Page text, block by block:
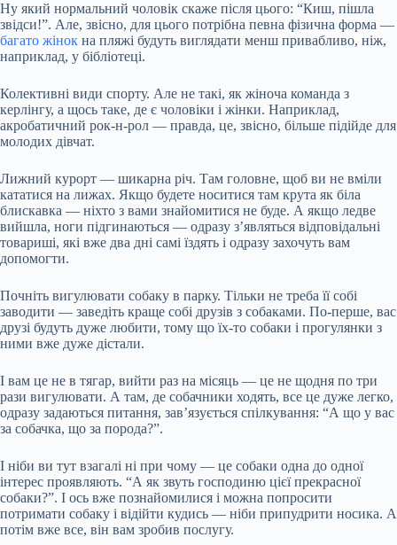
Ну який нормальний чоловік скаже після цього: “Киш, пішла
звідси!”. Але, звісно, для цього потрібна певна фізична форма —
багато жінок на пляжі будуть виглядати менш привабливо, ніж,
наприклад, у бібліотеці.
Колективні види спорту. Але не такі, як жіноча команда з
керлінгу, а щось таке, де є чоловіки і жінки. Наприклад,
акробатичний рок-н-рол — правда, це, звісно, більше підійде для
молодих дівчат.
Лижний курорт — шикарна річ. Там головне, щоб ви не вміли
кататися на лижах. Якщо будете носитися там крута як біла
блискавка — ніхто з вами знайомитися не буде. А якщо ледве
вийшла, ноги підгинаються — одразу з’являться відповідальні
товариші, які вже два дні самі їздять і одразу захочуть вам
допомогти.
Почніть вигулювати собаку в парку. Тільки не треба її собі
заводити — заведіть краще собі друзів з собаками. По-перше, вас
друзі будуть дуже любити, тому що їх-то собаки і прогулянки з
ними вже дуже дістали.
І вам це не в тягар, вийти раз на місяць — це не щодня по три
рази вигулювати. А там, де собачники ходять, все це дуже легко,
одразу задаються питання, зав’язується спілкування: “А що у вас
за собачка, що за порода?”.
І ніби ви тут взагалі ні при чому — це собаки одна до одної
інтерес проявляють. “А як звуть господиню цієї прекрасної
собаки?”. І ось вже познайомилися і можна попросити
потримати собаку і відійти кудись — ніби припудрити носика. А
потім вже все, він вам зробив послугу.